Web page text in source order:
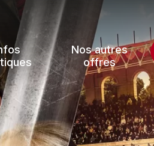
Nos autres
offres